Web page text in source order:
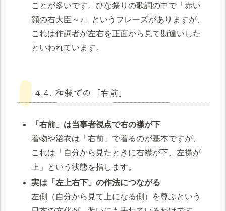
ことが多いです。ひな祭りの歌詞の中で「赤い
顔の右大臣～♪」というフレーズがありますが、
これは作詞者が左右を正面から見て勘違いした
といわれています。
4-4. 和装での「右前」
「右前」は当事者視点で右の襟が下
着物や浴衣は「右前」で着るのが基本ですが、
これは「自分から見たときに右襟が下、左襟が
上」という状態を指します。
実は「左上右下」の作法につながる
左側（自分から見て上になる側）を尊ぶという